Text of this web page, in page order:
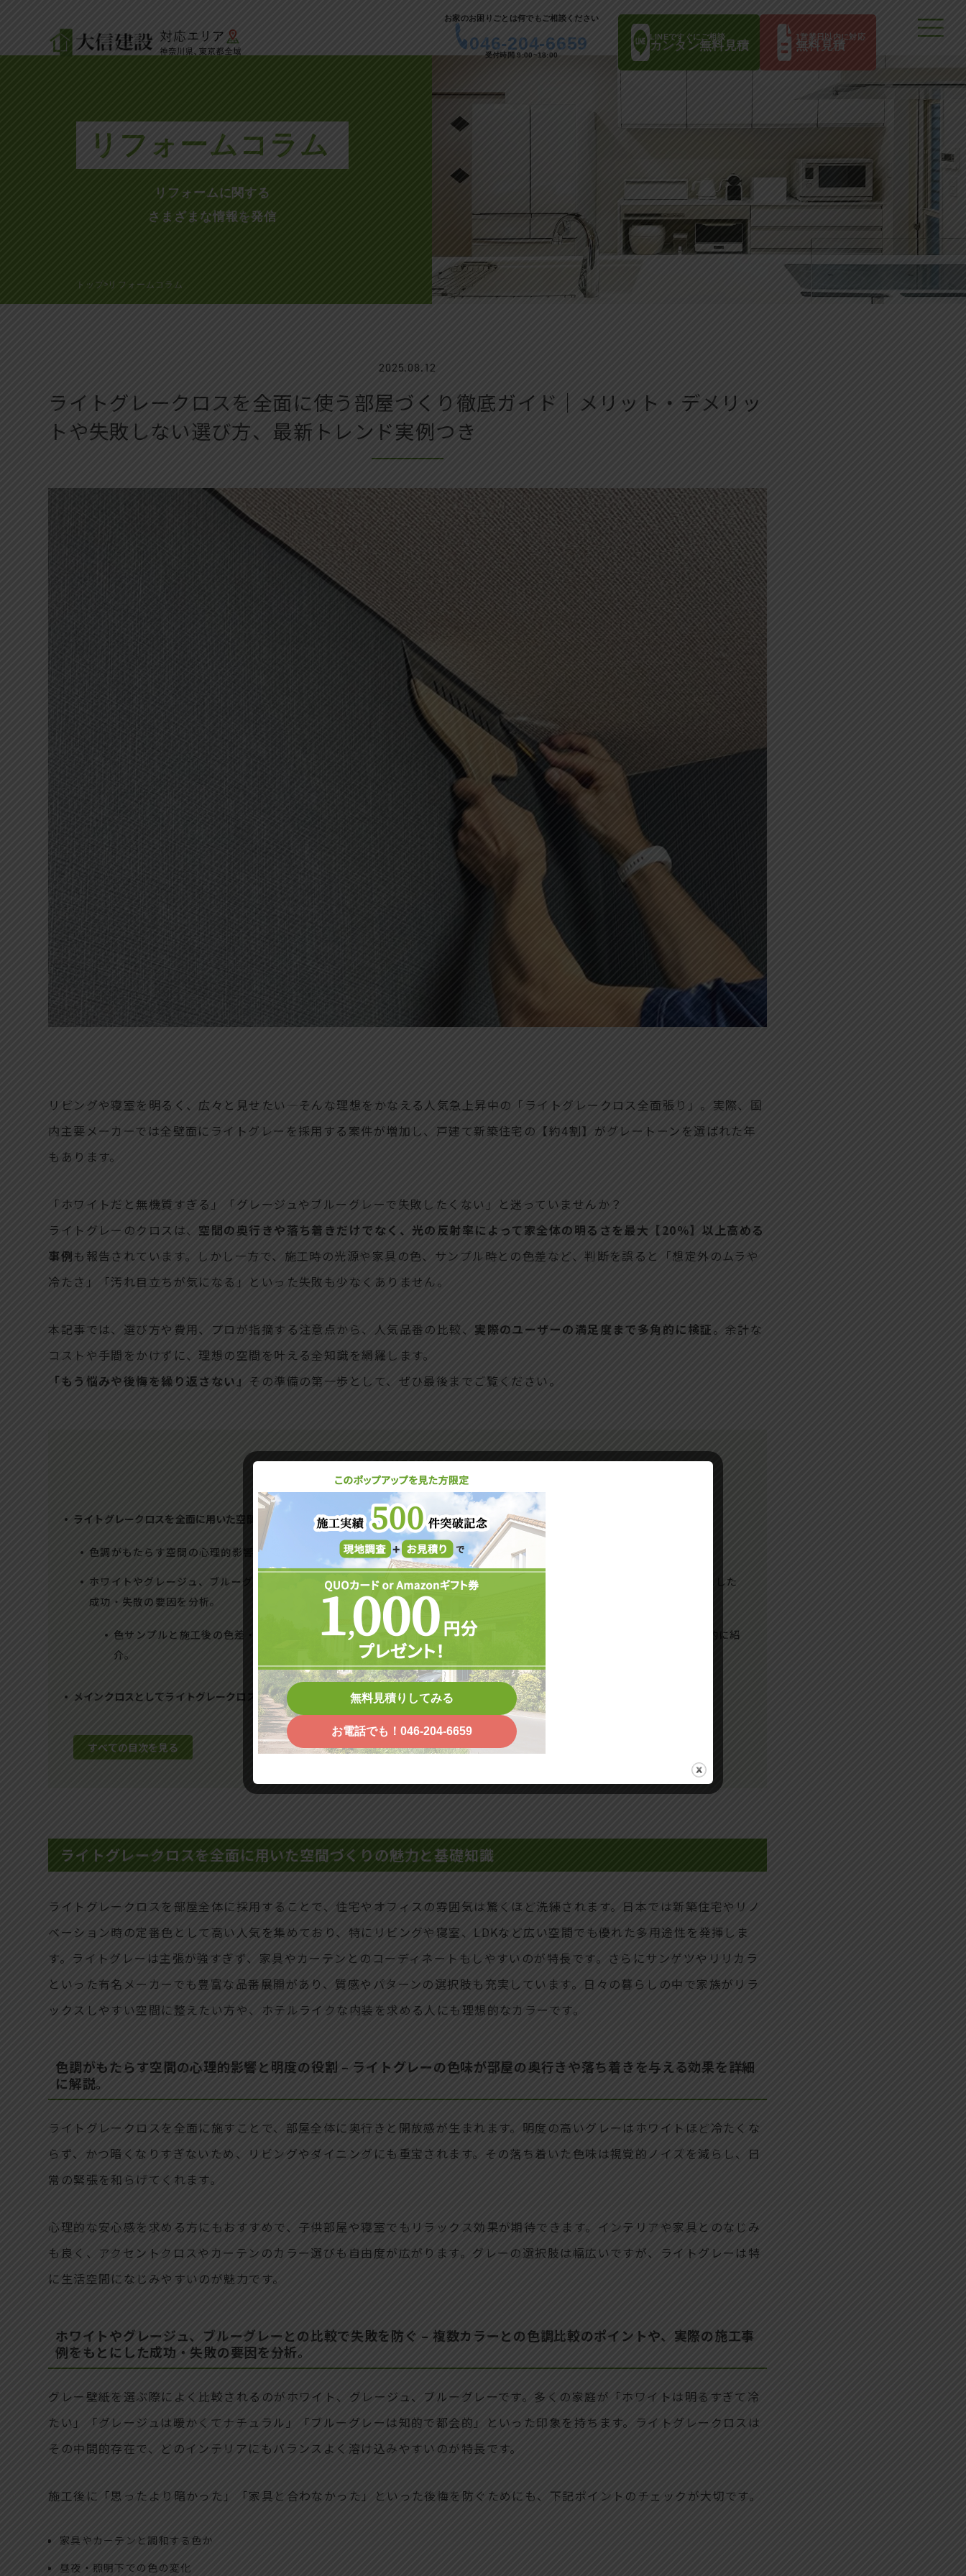
お家のお困りごとは何でもご相談ください
046-204-6659
受付時間 9:00~18:00
LINEですぐにご相談
カンタン無料見積
1営業日以内に対応
無料見積
リフォームコラム
リフォームに関する
さまざまな情報を発信
トップ> リフォームコラム
2025.08.12
ライトグレークロスを全面に使う部屋づくり徹底ガイド｜メリット・デメリッ
トや失敗しない選び方、最新トレンド実例つき
リビングや寝室を明るく、広々と見せたい—そんな理想をかなえる人気急上昇中の「ライトグレークロス全面張り」。実際、国
内主要メーカーでは全壁面にライトグレーを採用する案件が増加し、戸建て新築住宅の【約4割】がグレートーンを選ばれた年
もあります。
「ホワイトだと無機質すぎる」「グレージュやブルーグレーで失敗したくない」と迷っていませんか？
ライトグレーのクロスは、 空間の奥行きや落ち着きだけでなく、光の反射率によって家全体の明るさを最大【20％】以上高める
事例も報告されています。しかし一方で、施工時の光源や家具の色、サンプル時との色差など、判断を誤ると「想定外のムラや
冷たさ」「汚れ目立ちが気になる」といった失敗も少なくありません。
本記事では、選び方や費用、プロが指摘する注意点から、人気品番の比較、 実際のユーザーの満足度まで多角的に検証。余計な
コストや手間をかけずに、理想の空間を叶える全知識を網羅します。
「もう悩みや後悔を繰り返さない」 その準備の第一歩として、ぜひ最後までご覧ください。
CONTENTS
ライトグレークロスを全面に用いた空間づくりの魅力と基礎知識
色調がもたらす空間の心理的影響と明度の役割 – ライトグレーの色味が部屋の奥行きや落ち着きを与える効果を詳細に解説。
ホワイトやグレージュ、ブルーグレーとの比較で失敗を防ぐ – 複数カラーとの色調比較のポイントや、実際の施工事例をもとにした
成功・失敗の要因を分析。
色サンプルと施工後の色差・質感の違い確認法 – サンプルでの色見本確認で陥りやすいギャップを避けるノウハウを具体的に紹
介。
メインクロスとしてライトグレークロスを全面に張る選び方と注意点
すべての目次を見る
ライトグレークロスを全面に用いた空間づくりの魅力と基礎知識
ライトグレークロスを部屋全体に採用することで、住宅やオフィスの雰囲気は驚くほど洗練されます。日本では新築住宅やリノ
ベーション時の定番色として高い人気を集めており、特にリビングや寝室、LDKなど広い空間でも優れた多用途性を発揮しま
す。ライトグレーは主張が強すぎず、家具やカーテンとのコーディネートもしやすいのが特長です。さらにサンゲツやリリカラ
といった有名メーカーでも豊富な品番展開があり、質感やパターンの選択肢も充実しています。日々の暮らしの中で家族がリラ
ックスしやすい空間に整えたい方や、ホテルライクな内装を求める人にも理想的なカラーです。
色調がもたらす空間の心理的影響と明度の役割 – ライトグレーの色味が部屋の奥行きや落ち着きを与える効果を詳細
に解説。
ライトグレークロスを全面に施すことで、部屋全体に奥行きと開放感が生まれます。明度の高いグレーはホワイトほど冷たくな
らず、かつ暗くなりすぎないため、リビングやダイニングにも重宝されます。その落ち着いた色味は視覚的ノイズを減らし、日
常の緊張を和らげてくれます。
心理的な安心感を求める方にもおすすめで、子供部屋や寝室でもリラックス効果が期待できます。インテリアや家具とのなじみ
も良く、アクセントクロスやカーテンのカラー選びも自由度が広がります。グレーの選択肢は幅広いですが、ライトグレーは特
に生活空間になじみやすいのが魅力です。
ホワイトやグレージュ、ブルーグレーとの比較で失敗を防ぐ – 複数カラーとの色調比較のポイントや、実際の施工事
例をもとにした成功・失敗の要因を分析。
グレー壁紙を選ぶ際によく比較されるのがホワイト、グレージュ、ブルーグレーです。多くの家庭が「ホワイトは明るすぎて冷
たい」「グレージュは暖かくてナチュラル」「ブルーグレーは知的で都会的」といった印象を持ちます。ライトグレークロスは
その中間的存在で、どのインテリアにもバランスよく溶け込みやすいのが特長です。
施工後に「思ったより暗かった」「家具と合わなかった」といった後悔を防ぐためにも、下記ポイントのチェックが大切です。
家具やカーテンと調和する色か
昼夜・照明下での色の変化
無料見積りしてみる
お電話でも！046-204-6659